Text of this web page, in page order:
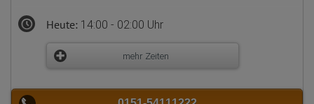
Heute: 14:00 - 02:00 Uhr
mehr Zeiten